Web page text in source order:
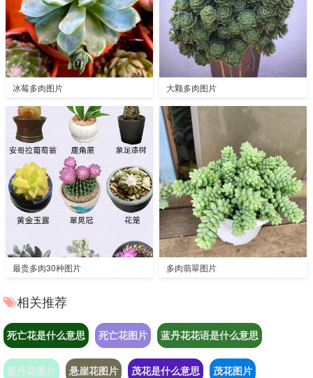
冰莓多肉图片 大颗多肉图片
最贵多肉30种图片 多肉翡翠图片
相关推荐
死亡花是什么意思 死亡花图片 蓝丹花花语是什么意思
蓝丹花图片 悬崖花图片 茂花是什么意思 茂花图片